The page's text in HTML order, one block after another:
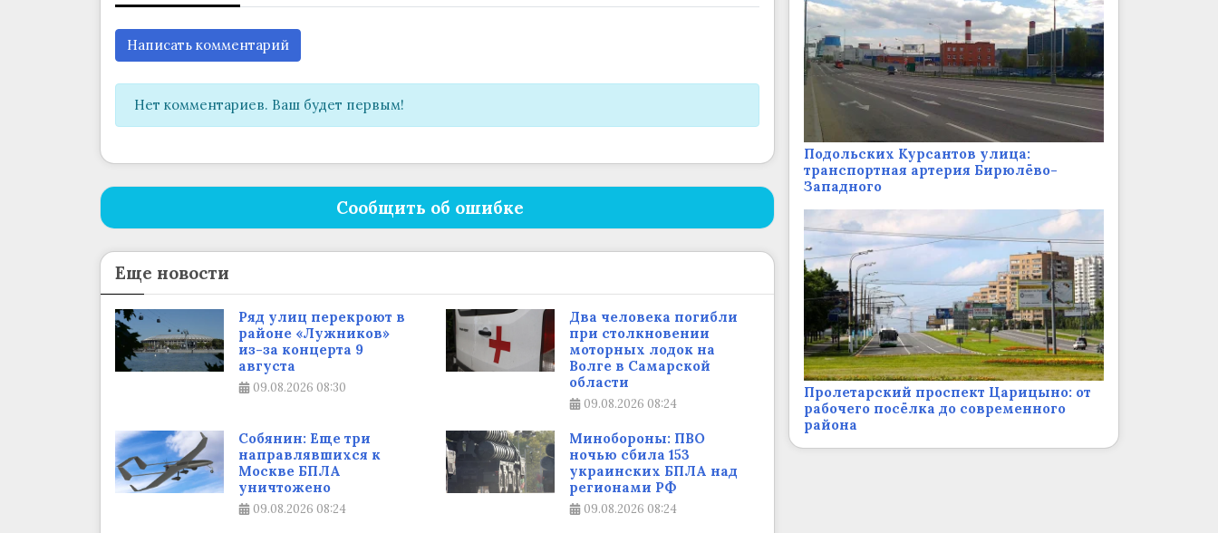
Написать комментарий
Нет комментариев. Ваш будет первым!
Сообщить об ошибке
Еще новости
Ряд улиц перекроют в
районе «Лужников»
из-за концерта 9
августа
09.08.2026 08:30
Два человека погибли
при столкновении
моторных лодок на
Волге в Самарской
области
09.08.2026 08:24
Собянин: Еще три
направлявшихся к
Москве БПЛА
уничтожено
09.08.2026 08:24
Минобороны: ПВО
ночью сбила 153
украинских БПЛА над
регионами РФ
09.08.2026 08:24
Подольских Курсантов улица:
транспортная артерия Бирюлёво-
Западного
Пролетарский проспект Царицыно: от
рабочего посёлка до современного
района